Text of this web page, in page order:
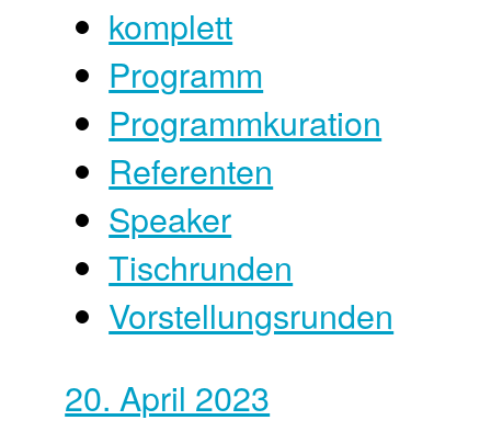
komplett
Programm
Programmkuration
Referenten
Speaker
Tischrunden
Vorstellungsrunden
20. April 2023